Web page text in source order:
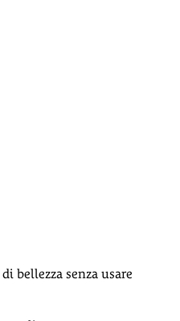
bellezza senza usare